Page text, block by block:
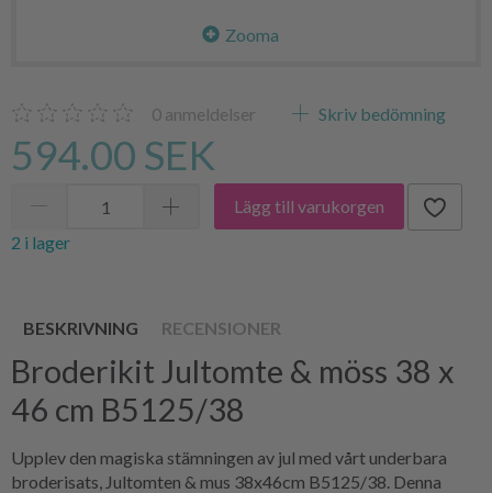
Zooma
0 anmeldelser Skriv bedömning
594.00 SEK
Lägg till varukorgen
2 i lager
BESKRIVNING RECENSIONER
Broderikit Jultomte & möss 38 x
46 cm B5125/38
Upplev den magiska stämningen av jul med vårt underbara
broderisats, Jultomten & mus 38x46cm B5125/38. Denna